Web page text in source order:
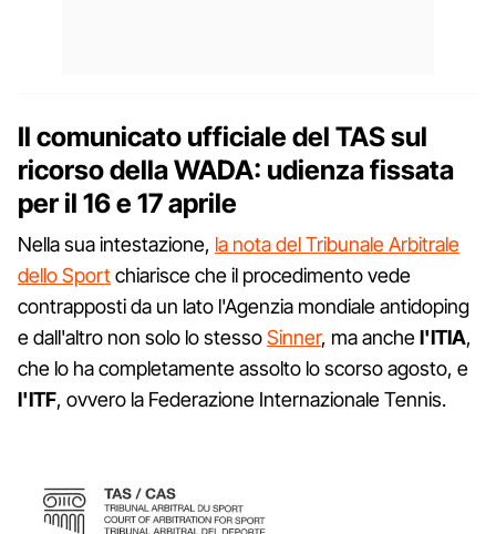
Il comunicato ufficiale del TAS sul
ricorso della WADA: udienza fissata
per il 16 e 17 aprile
Nella sua intestazione, la nota del Tribunale Arbitrale
dello Sportchiarisce che il procedimento vede
contrapposti da un lato l'Agenzia mondiale antidoping
e dall'altro non solo lo stessoSinner, ma anchel'ITIA,
che lo ha completamente assolto lo scorso agosto, e
l'ITF, ovvero la Federazione Internazionale Tennis.